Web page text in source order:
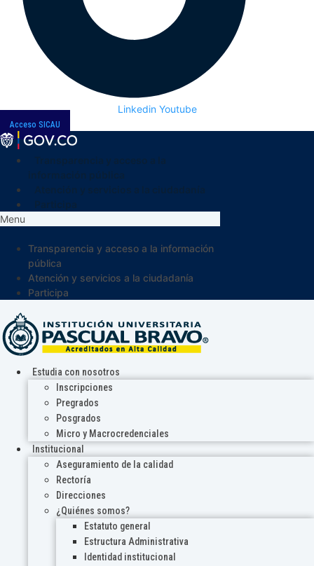
Linkedin Youtube
Acceso SICAU
Menu
Transparencia y acceso a la información
pública
Atención y servicios a la ciudadanía
Participa
Estudia con nosotros
Inscripciones
Pregrados
Posgrados
Micro y Macrocredenciales
Institucional
Aseguramiento de la calidad
Rectoría
Direcciones
¿Quiénes somos?
Estatuto general
Estructura Administrativa
Identidad institucional